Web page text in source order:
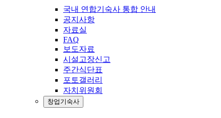
국내 연합기숙사 통합 안내
공지사항
자료실
FAQ
보도자료
시설고장신고
주간식단표
포토갤러리
자치위원회
창업기숙사